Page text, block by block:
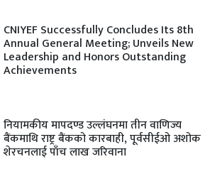
CNIYEF Successfully Concludes Its 8th
Annual General Meeting; Unveils New
Leadership and Honors Outstanding
Achievements
नियामकीय मापदण्ड उल्लंघनमा तीन वाणिज्य
बैंकमाथि राष्ट्र बैंकको कारबाही, पूर्वसीईओ अशोक
शेरचनलाई पाँच लाख जरिवाना